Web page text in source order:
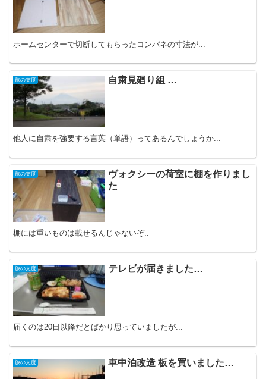
ホームセンターで切断してもらったコンパネの寸法が...
旅の支度 自粛見廻り組 …
他人に自粛を強要する言葉（単語）ってあるんでしょうか...
旅の支度
ヴォクシーの荷室に棚を作りまし
た
棚には重いものは載せるんじゃないぞ..
旅の支度 テレビが届きました…
届くのは20日以降だとばかり思っていましたが...
旅の支度 車中泊改造 板を買いました…